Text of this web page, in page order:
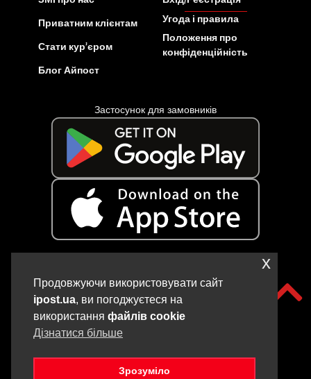
Приватним клієнтам
Стати кур’єром
Блог Айпост
Угода і правила
Положення про
конфіденційність
Застосунок для замовників
Продовжуючи використовувати сайт
ipost.ua, ви погоджуєтеся на
використання файлів cookie
Дізнатися більше
Зрозуміло
x